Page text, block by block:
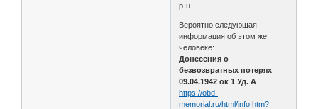
р-н.
Вероятно следующая
информация об этом же
человеке:
Донесения о
безвозвратных потерях
09.04.1942 ок 1 Уд. А
https://obd-
memorial.ru/html/info.htm?